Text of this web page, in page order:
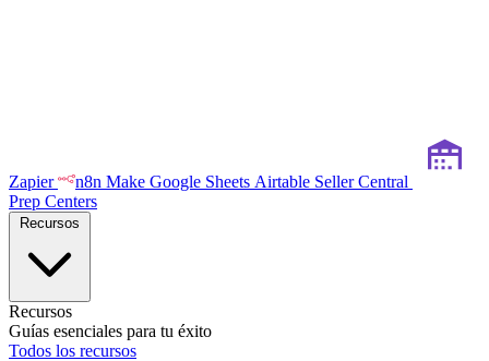
Zapier n8n Make Google Sheets Airtable Seller Central
Prep Centers
Recursos
Guías esenciales para tu éxito
Todos los recursos